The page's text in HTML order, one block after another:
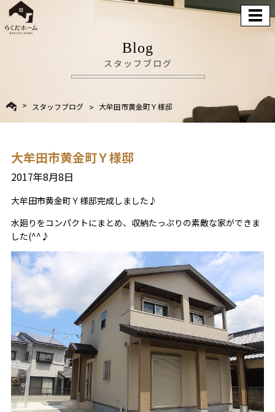
Blog
スタッフブログ
スタッフブログ 大牟田市黄金町Ｙ様邸
大牟田市黄金町Ｙ様邸
2017年8月8日
大牟田市黄金町Ｙ様邸完成しました♪
水廻りをコンパクトにまとめ、収納たっぷりの素敵な家ができま
した(^^♪